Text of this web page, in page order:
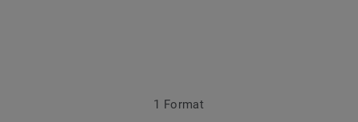
1 Format